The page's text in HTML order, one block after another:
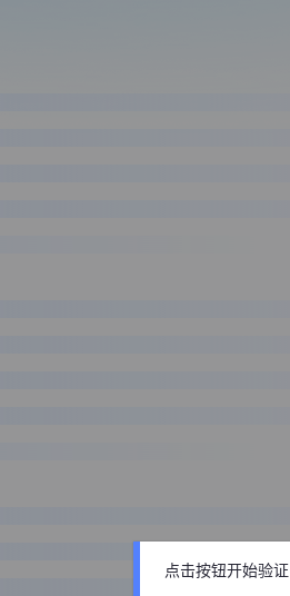
点击按钮开始验证